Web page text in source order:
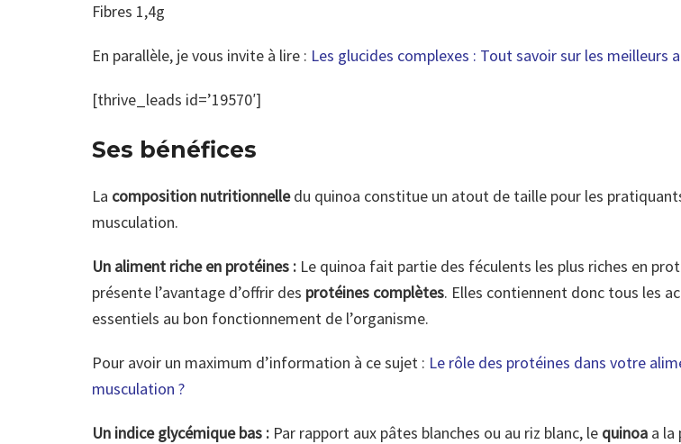
Fibres 1,4g
En parallèle, je vous invite à lire : Les glucides complexes : Tout savoir sur les meilleurs
[thrive_leads id=’19570′]
Ses bénéfices
La composition nutritionnelledu quinoa constitue un atout de taille pour les
musculation.
Un aliment riche en protéines : Le quinoa fait partie des féculents les plus riches en
présente l’avantage d’offrir des protéines complètes. Elles contiennent donc tous les
essentiels au bon fonctionnement de l’organisme.
Pour avoir un maximum d’information à ce sujet : Le rôle des protéines dans votre
musculation ?
Un indice glycémique bas : Par rapport aux pâtes blanches ou au riz blanc, le quinoa a la